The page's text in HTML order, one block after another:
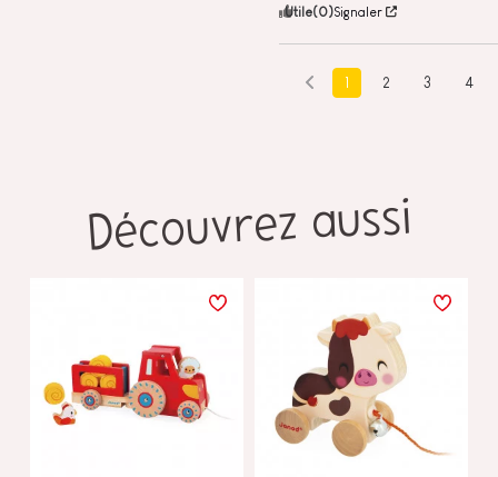
Utile(0)Signaler
1 2 3 4
Découvrez aussi